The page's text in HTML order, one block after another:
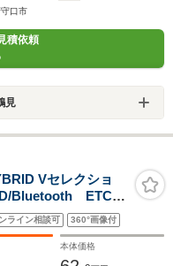
口市
積依頼
見
Vセレクショ
Bluetooth ETC
チアルミ クルー
ンジン スマート
ライン相談可 360°画像付
本体価格